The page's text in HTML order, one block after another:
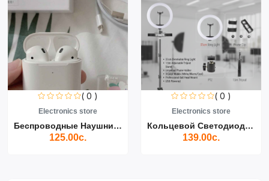
( 0 )
Electronics store
Беспроводные Наушники Air...
125.00с.
( 0 )
Electronics store
Кольцевой Светодиодный Св...
139.00с.